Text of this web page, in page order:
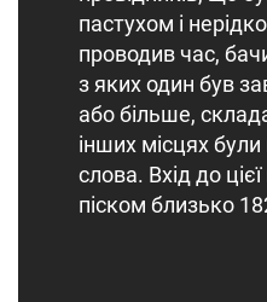
пастухом і
проводив час,
з яких один був
або більше,
інших місцях були
слова. Вхід до
піском близько